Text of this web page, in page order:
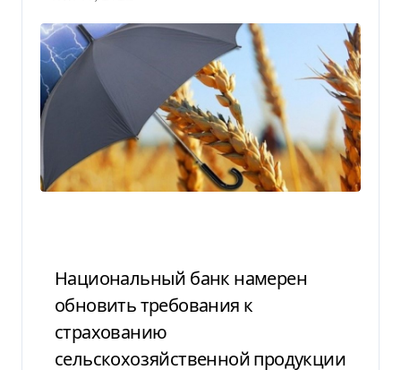
Национальный банк намерен
обновить требования к
страхованию
сельскохозяйственной продукции